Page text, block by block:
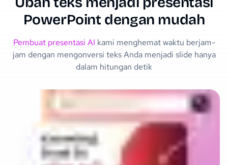
PowerPoint dengan mudah
Pembuat presentasi AI kami menghemat waktu berjam-
jam dengan mengonversi teks Anda menjadi slide hanya
dalam hitungan detik